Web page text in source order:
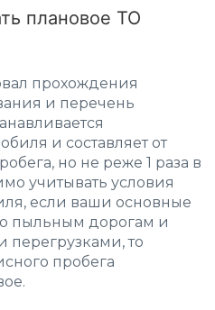
плановое ТО
прохождения
и перечень
и составляет от
но не реже 1 раза в
учитывать условия
если ваши основные
пыльным дорогам и
то
пробега